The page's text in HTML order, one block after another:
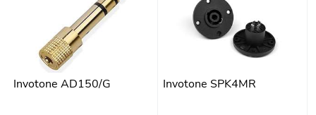
Invotone AD150/G Invotone SPK4MR